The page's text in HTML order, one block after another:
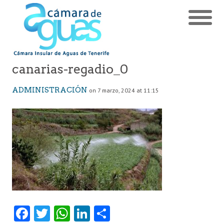
canarias-regadio_0
ADMINISTRACIÓN on 7 marzo, 2024 at 11:15
Fa T W Li